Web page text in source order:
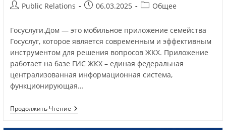
Public Relations 06.03.2025 Общее
Госуслуги.Дом — это мобильное приложение семейства
Госуслуг, которое является современным и эффективным
инструментом для решения вопросов ЖКХ. Приложение
работает на базе ГИС ЖКХ – единая федеральная
централизованная информационная система,
функционирующая…
Продолжить Чтение